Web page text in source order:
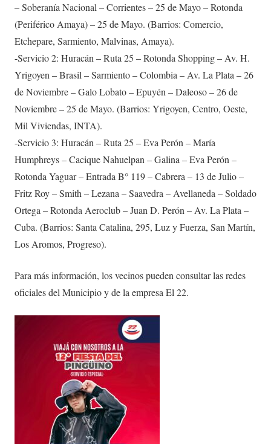
– Soberanía Nacional – Corrientes – 25 de Mayo – Rotonda
(Periférico Amaya) – 25 de Mayo. (Barrios: Comercio,
Etchepare, Sarmiento, Malvinas, Amaya).
-Servicio 2: Huracán – Ruta 25 – Rotonda Shopping – Av. H.
Yrigoyen – Brasil – Sarmiento – Colombia – Av. La Plata – 26
de Noviembre – Galo Lobato – Epuyén – Daleoso – 26 de
Noviembre – 25 de Mayo. (Barrios: Yrigoyen, Centro, Oeste,
Mil Viviendas, INTA).
-Servicio 3: Huracán – Ruta 25 – Eva Perón – María
Humphreys – Cacique Nahuelpan – Galina – Eva Perón –
Rotonda Yaguar – Entrada B° 119 – Cabrera – 13 de Julio –
Fritz Roy – Smith – Lezana – Saavedra – Avellaneda – Soldado
Ortega – Rotonda Aeroclub – Juan D. Perón – Av. La Plata –
Cuba. (Barrios: Santa Catalina, 295, Luz y Fuerza, San Martín,
Los Aromos, Progreso).
Para más información, los vecinos pueden consultar las redes
oficiales del Municipio y de la empresa El 22.